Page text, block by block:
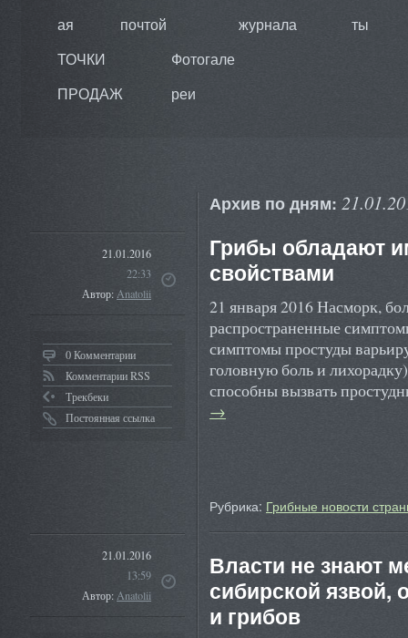
ая
почтой
журнала
ты
ТОЧКИ
ПРОДАЖ
Фотогале
реи
Архив по дням:
21.01.2016
22:33
Автор:Anatolii
0 Комментарии
Комментарии RSS
Трекбеки
Постоянная ссылка
Грибы обладают
свойствами
21 января 2016 Насморк,
распространенные
симптомы простуды
головную боль и
способны вызвать
→
Рубрика: Грибные новости
21.01.2016
13:59
Автор:Anatolii
Власти не знают
сибирской язвой,
и грибов